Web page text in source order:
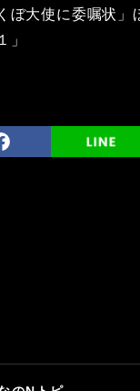
ぼ大使に委嘱状」
」